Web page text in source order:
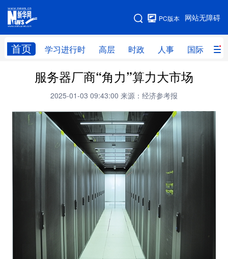
网站无障碍
PC版本
首页 学习进行时 高层 时政 人事 国际 财
网站地图
学习进行时 高层 时政 人事
财经 网评
台湾 思客智库 全球连线 教育
科技 科创 量子 体育
书画 健康
中央文件 金融
信息化
乡村振兴 银龄
服务器厂商“角力”算力大市场
2025-01-03 09:43:00 来源：经济参考报